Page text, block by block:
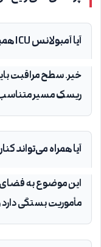
آیا آمبولانس ICU همیشه لازم است؟
خیر. سطح مراقبت
ریسک مسیر
آیا همراه می‌تواند
این موضوع به فضای
مأموریت بستگی